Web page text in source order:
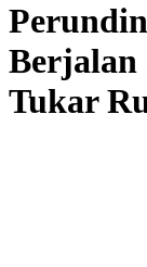
Berjalan
Tukar